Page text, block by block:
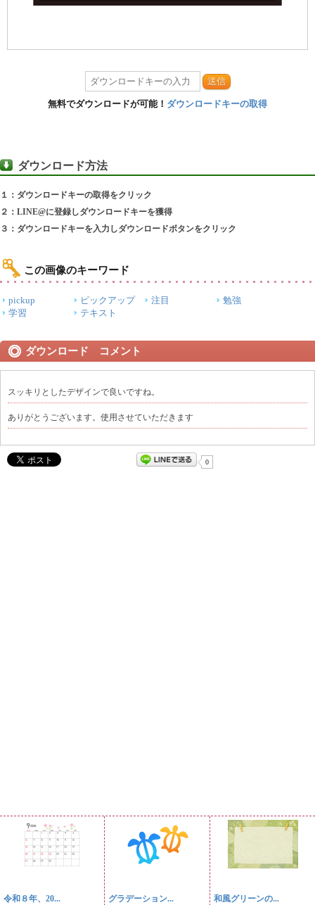
送信
無料でダウンロードが可能！ ダウンロードキーの取得
ダウンロード方法
１：ダウンロードキーの取得をクリック
２：LINE@に登録しダウンロードキーを獲得
３：ダウンロードキーを入力しダウンロードボタンをクリック
この画像のキーワード
pickup ピックアップ 注目
勉強
学習
テキスト
ダウンロード コメント
スッキリとしたデザインで良いですね。
ありがとうございます。使用させていただきます
0
令和８年、20... グラデーション... 和風グリーンの...